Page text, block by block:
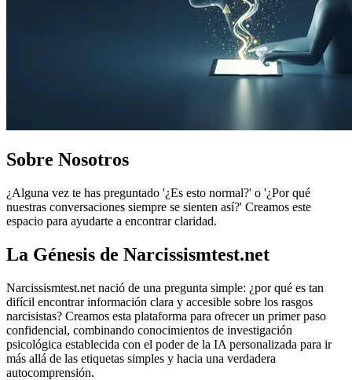
Sobre Nosotros
¿Alguna vez te has preguntado '¿Es esto normal?' o '¿Por qué
nuestras conversaciones siempre se sienten así?' Creamos este
espacio para ayudarte a encontrar claridad.
La Génesis de Narcissismtest.net
Narcissismtest.net nació de una pregunta simple: ¿por qué es tan
difícil encontrar información clara y accesible sobre los rasgos
narcisistas? Creamos esta plataforma para ofrecer un primer paso
confidencial, combinando conocimientos de investigación
psicológica establecida con el poder de la IA personalizada para ir
más allá de las etiquetas simples y hacia una verdadera
autocomprensión.